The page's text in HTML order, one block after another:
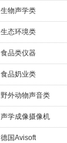
生物声学类
生态环境类
食品类仪器
食品奶业类
野外动物声音类
声学成像摄像机
德国Avisoft